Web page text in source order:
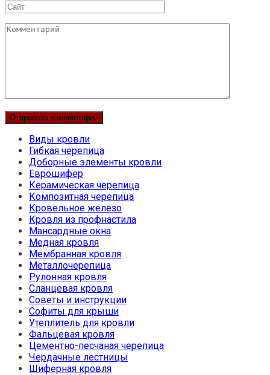
Сайт
Комментарий
Виды кровли
Гибкая черепица
Доборные элементы кровли
Еврошифер
Керамическая черепица
Композитная черепица
Кровельное железо
Кровля из профнастила
Мансардные окна
Медная кровля
Мембранная кровля
Металлочерепица
Рулонная кровля
Сланцевая кровля
Советы и инструкции
Софиты для крыши
Утеплитель для кровли
Фальцевая кровля
Цементно-песчаная черепица
Чердачные лестницы
Шиферная кровля